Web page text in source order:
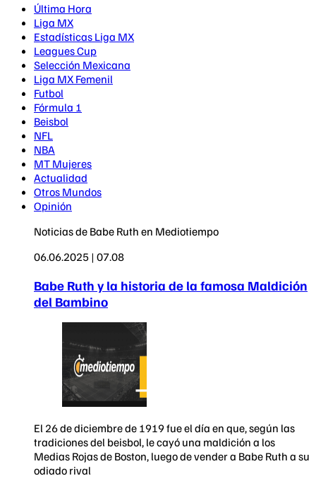
Última Hora
Liga MX
Estadísticas Liga MX
Leagues Cup
Selección Mexicana
Liga MX Femenil
Futbol
Fórmula 1
Beisbol
NFL
NBA
MT Mujeres
Actualidad
Otros Mundos
Opinión
Noticias de Babe Ruth en Mediotiempo
06.06.2025 | 07.08
Babe Ruth y la historia de la famosa Maldición
del Bambino
El 26 de diciembre de 1919 fue el día en que, según las
tradiciones del beisbol, le cayó una maldición a los
Medias Rojas de Boston, luego de vender a Babe Ruth a su
odiado rival